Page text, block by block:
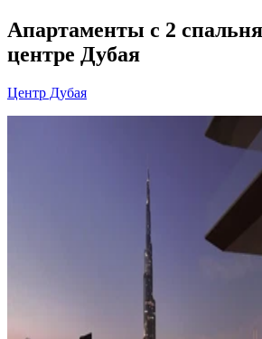
Апартаменты с 2
центре Дубая
Центр Дубая